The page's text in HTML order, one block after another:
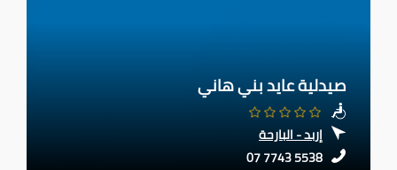
صيدلية عايد بني هاني
إربد - البارحة
07 7743 5538